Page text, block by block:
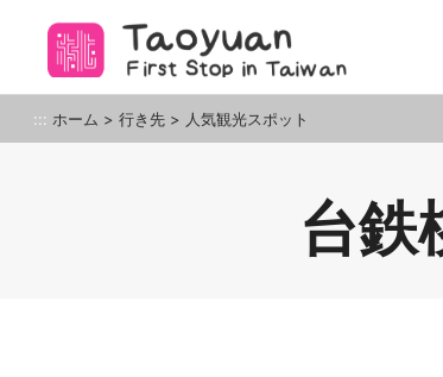
ー
桃園観光旅行
::: ホーム > 行き先 > 人気観光スポット
台鉄